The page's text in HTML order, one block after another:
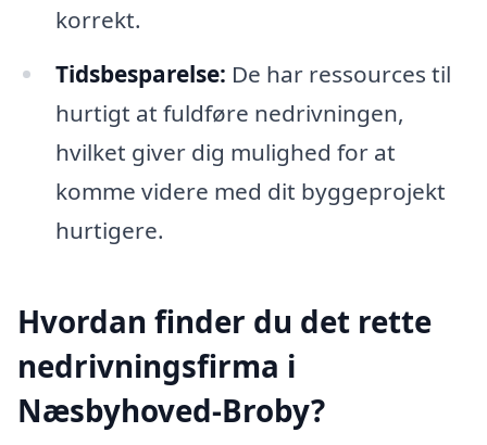
korrekt.
Tidsbesparelse: De har ressources til
hurtigt at fuldføre nedrivningen,
hvilket giver dig mulighed for at
komme videre med dit byggeprojekt
hurtigere.
Hvordan finder du det rette
nedrivningsfirma i
Næsbyhoved-Broby?